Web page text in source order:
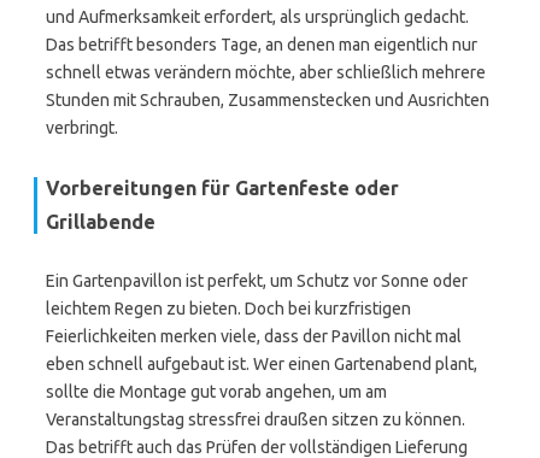
und Aufmerksamkeit erfordert, als ursprünglich gedacht.
Das betrifft besonders Tage, an denen man eigentlich nur
schnell etwas verändern möchte, aber schließlich mehrere
Stunden mit Schrauben, Zusammenstecken und Ausrichten
verbringt.
Vorbereitungen für Gartenfeste oder
Grillabende
Ein Gartenpavillon ist perfekt, um Schutz vor Sonne oder
leichtem Regen zu bieten. Doch bei kurzfristigen
Feierlichkeiten merken viele, dass der Pavillon nicht mal
eben schnell aufgebaut ist. Wer einen Gartenabend plant,
sollte die Montage gut vorab angehen, um am
Veranstaltungstag stressfrei draußen sitzen zu können.
Das betrifft auch das Prüfen der vollständigen Lieferung